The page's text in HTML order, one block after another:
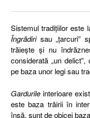
Sistemul tradiţiilor este
Îngrădirisau „ţarcuri”
trăieşte şi nu
considerată „un
pe baza unor legi sau
Gardurile interioare
este baza trăirii în
însă, sunt de obicei